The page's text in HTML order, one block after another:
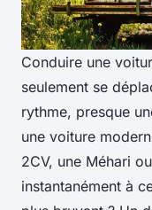
Conduire une
seulement se
rythme, presque
une voiture
2CV, une Méhari
instantanément à